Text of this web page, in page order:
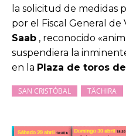
la solicitud de medidas
por el Fiscal General de
Saab , reconocido
suspendiera la
en la Plaza de toros
SAN CRISTÓBAL TÄCHIRA